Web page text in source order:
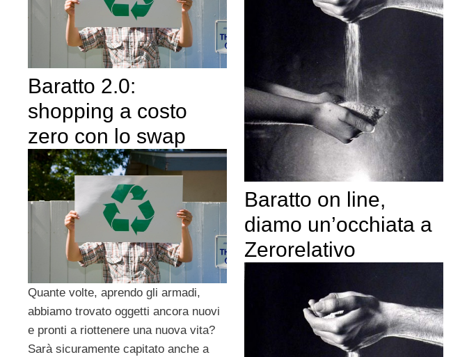
Baratto 2.0:
shopping a costo
zero con lo swap
Quante volte, aprendo gli armadi,
abbiamo trovato oggetti ancora nuovi
e pronti a riottenere una nuova vita?
Sarà sicuramente capitato anche a
Baratto on line,
diamo un’occhiata a
Zerorelativo